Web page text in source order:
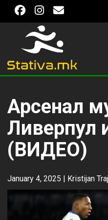
Арсенал
Ливерпул
(ВИДЕО)
January 4, 2025 | Kristijan